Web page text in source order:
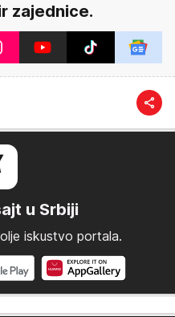
zajednice.
u Srbiji
iskustvo portala.